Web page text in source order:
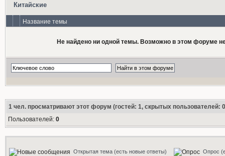
Китайские
Название темы
Не найдено ни одной темы. Возможно в этом форуме
1чел. просматривают этот форум (гостей: 1, скрытых пользователей:
Пользователей: 0
Открытая тема (есть новые ответы)
Опрос